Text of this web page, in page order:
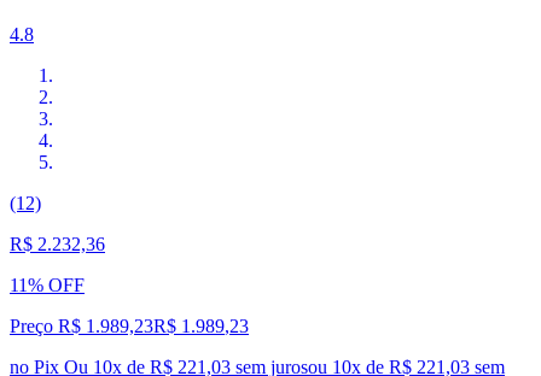
4.8
(12)
R$ 2.232,36
11% OFF
Preço R$ 1.989,23R$ 1.989,23
no Pix Ou 10x de R$ 221,03 sem jurosou 10x de R$ 221,03 sem